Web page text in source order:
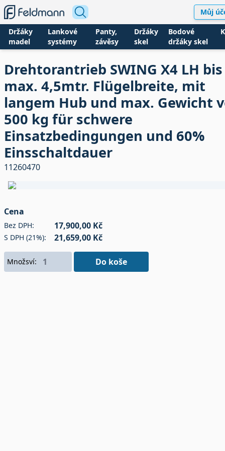
Můj
Držáky
madel
Lankové
systémy
Panty,
závěsy
Držáky
skel
Bodové
držáky skel
Drehtorantrieb SWING X4 LH bis
max. 4,5mtr. Flügelbreite, mit
langem Hub und max. Gewicht
500 kg für schwere
Einsatzbedingungen und 60%
Einsschaltdauer
11260470
Cena
Bez DPH: 17,900,00 Kč
S DPH (21%): 21,659,00 Kč
Množsví: Do koše